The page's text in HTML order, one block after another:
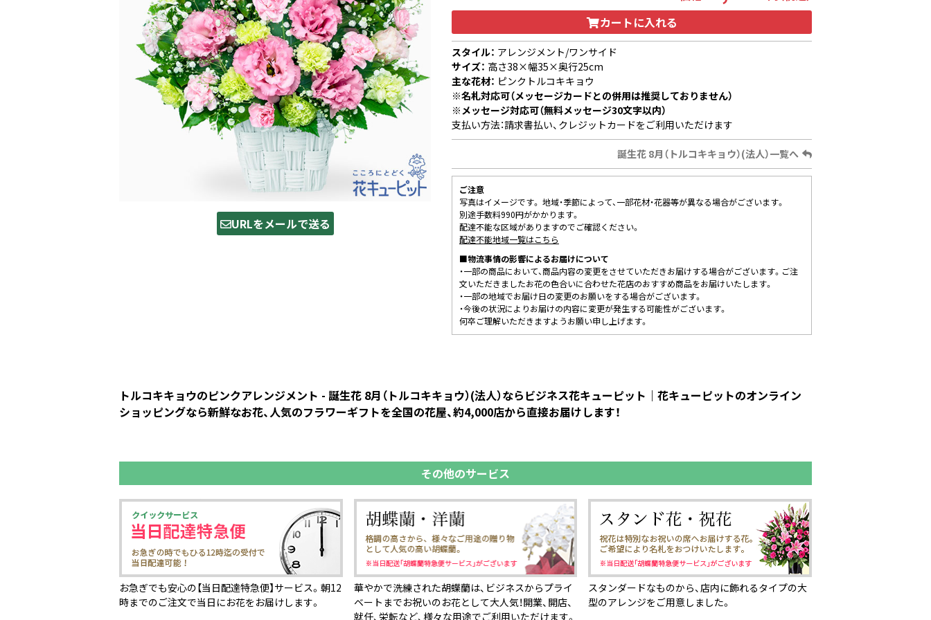
URLをメールで送る
カートに入れる
スタイル： アレンジメント/ワンサイド
サイズ： 高さ38×幅35×奥行25cm
主な花材： ピンクトルコキキョウ
※名札対応可（メッセージカードとの併用は推奨しておりません）
※メッセージ対応可（無料メッセージ30文字以内）
支払い方法：請求書払い、クレジットカードをご利用いただけます
誕生花 8月（トルコキキョウ）(法人）一覧へ
ご注意
写真はイメージです。 地域・季節によって、一部花材・花器等が異なる場合がございます。
別途手数料990円がかかります。
配達不能な区域がありますのでご確認ください。
配達不能地域一覧はこちら
■物流事情の影響によるお届けについて
・一部の商品において、商品内容の変更をさせていただきお届けする場合がございます。ご注
文いただきましたお花の色合いに合わせた花店のおすすめ商品をお届けいたします。
・一部の地域でお届け日の変更のお願いをする場合がございます。
・今後の状況によりお届けの内容に変更が発生する可能性がございます。
何卒ご理解いただきますようお願い申し上げます。
トルコキキョウのピンクアレンジメント - 誕生花 8月（トルコキキョウ）(法人）ならビジネス花キューピット｜花キューピットのオンライン
ショッピングなら新鮮なお花、人気のフラワーギフトを全国の花屋、約4,000店から直接お届けします！
その他のサービス
お急ぎでも安心の【当日配達特急便】サービス。朝12
時までのご注文で当日にお花をお届けします。
華やかで洗練された胡蝶蘭は、ビジネスからプライ
ベートまでお祝いのお花として大人気！開業、開店、
就任、栄転など、様々な用途でご利用いただけます。
スタンダードなものから、店内に飾れるタイプの大
型のアレンジをご用意しました。